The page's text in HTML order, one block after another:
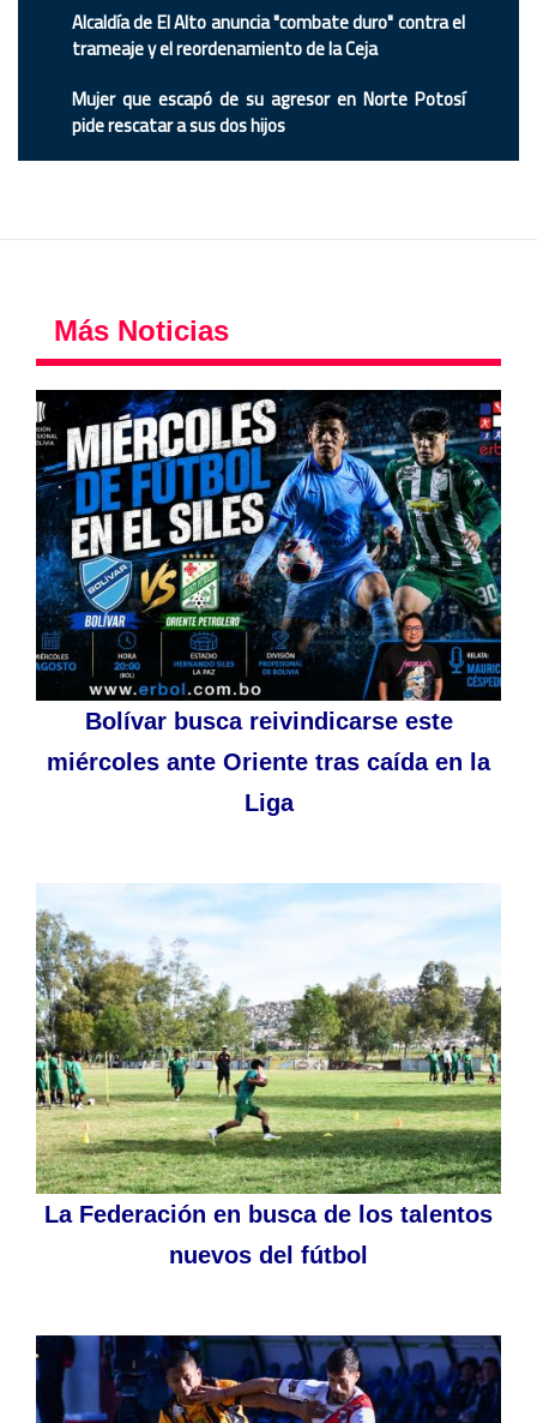
Alcaldía de El Alto anuncia "combate duro" contra el
trameaje y el reordenamiento de la Ceja
Mujer que escapó de su agresor en Norte Potosí
pide rescatar a sus dos hijos
Más Noticias
Bolívar busca reivindicarse este
miércoles ante Oriente tras caída en la
Liga
La Federación en busca de los talentos
nuevos del fútbol